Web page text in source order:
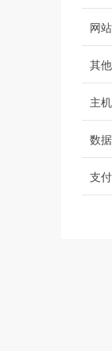
网
其
主
数
支